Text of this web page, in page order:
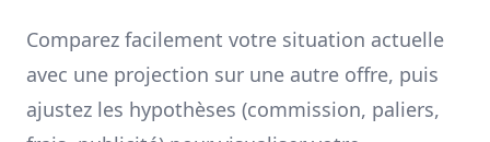
Comparez facilement votre situation actuelle
avec une projection sur une autre offre, puis
ajustez les hypothèses (commission, paliers,